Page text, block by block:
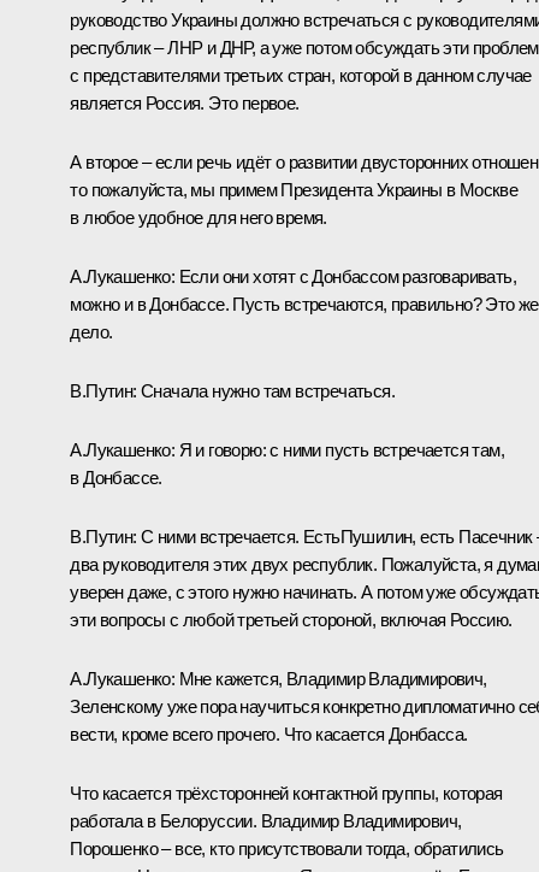
руководство Украины должно встречаться с
республик – ЛНР и ДНР, а уже потом обсуждать эти
с представителями третьих стран, которой в данном случае
является Россия. Это первое.
А второе – если речь идёт о развитии двусторонних
то пожалуйста, мы примем Президента Украины в Москве
в любое удобное для него время.
А.Лукашенко: Если они хотят с Донбассом разговаривать,
можно и в Донбассе. Пусть встречаются, правильно? Это
дело.
В.Путин: Сначала нужно там встречаться.
А.Лукашенко: Я и говорю: с ними пусть встречается там,
в Донбассе.
В.Путин: С ними встречается. ЕстьПушилин, есть Пасечник
два руководителя этих двух республик. Пожалуйста, я
уверен даже, с этого нужно начинать. А потом уже
эти вопросы с любой третьей стороной, включая Россию.
А.Лукашенко: Мне кажется, Владимир Владимирович,
Зеленскому уже пора научиться конкретно дипломатично
вести, кроме всего прочего. Что касается Донбасса.
Что касается трёхсторонней контактной группы, которая
работала в Белоруссии. Владимир Владимирович,
Порошенко – все, кто присутствовали тогда, обратились